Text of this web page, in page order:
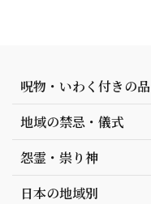
呪物・いわく付きの品
地域の禁忌・儀式
怨霊・祟り神
日本の地域別